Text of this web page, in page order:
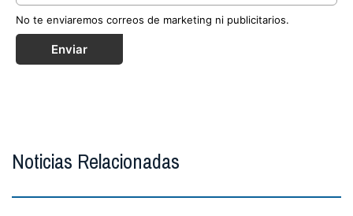
No te enviaremos correos de marketing ni publicitarios.
Enviar
Noticias Relacionadas